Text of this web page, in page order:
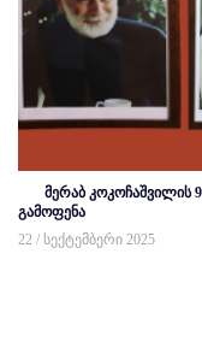
მერაბ კოკოჩაშვილის
გამოფენა
22 / სექტემბერი 2025